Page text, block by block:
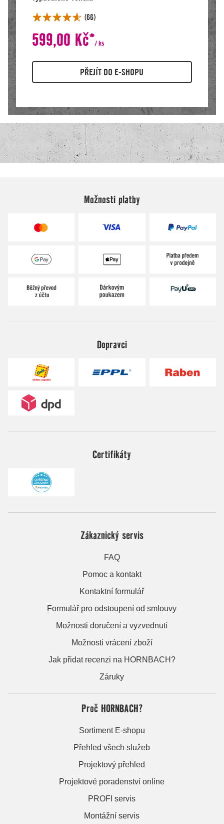
Možnosti platby
Dopravci
Certifikáty
Zákaznický servis
FAQ
Pomoc a kontakt
Kontaktní formulář
Formulář pro odstoupení od smlouvy
Možnosti doručení a vyzvednutí
Možnosti vrácení zboží
Jak přidat recenzi na HORNBACH?
Záruky
Proč HORNBACH?
Sortiment E-shopu
Přehled všech služeb
Projektový přehled
Projektové poradenství online
PROFI servis
Montážní servis